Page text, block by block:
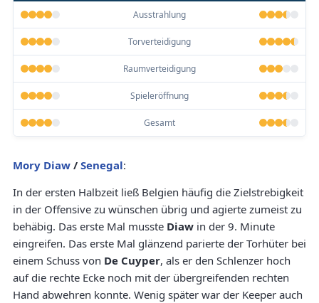
Ausstrahlung
Torverteidigung
Raumverteidigung
Spieleröffnung
Gesamt
Mory Diaw / Senegal:
In der ersten Halbzeit ließ Belgien häufig die Zielstrebigkeit
in der Offensive zu wünschen übrig und agierte zumeist zu
behäbig. Das erste Mal musste Diaw in der 9. Minute
eingreifen. Das erste Mal glänzend parierte der Torhüter bei
einem Schuss von De Cuyper, als er den Schlenzer hoch
auf die rechte Ecke noch mit der übergreifenden rechten
Hand abwehren konnte. Wenig später war der Keeper auch